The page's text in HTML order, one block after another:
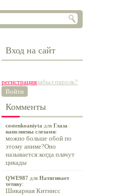
Вход на сайт
регистрациязабыл пароль?
Войти
Комменты
costenkoaniyta для Глаза
наполнены слезами:
можно больше обой по
этому аниме?Оно
называется:когда плачут
цикады
QWE987 для Натягивает
тетиву:
Шикарная Китнисс